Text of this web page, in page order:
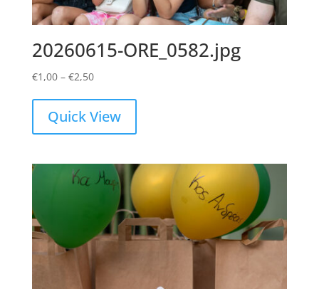
20260615-ORE_0582.jpg
€1,00 – €2,50Price
€1,00
through
Quick View